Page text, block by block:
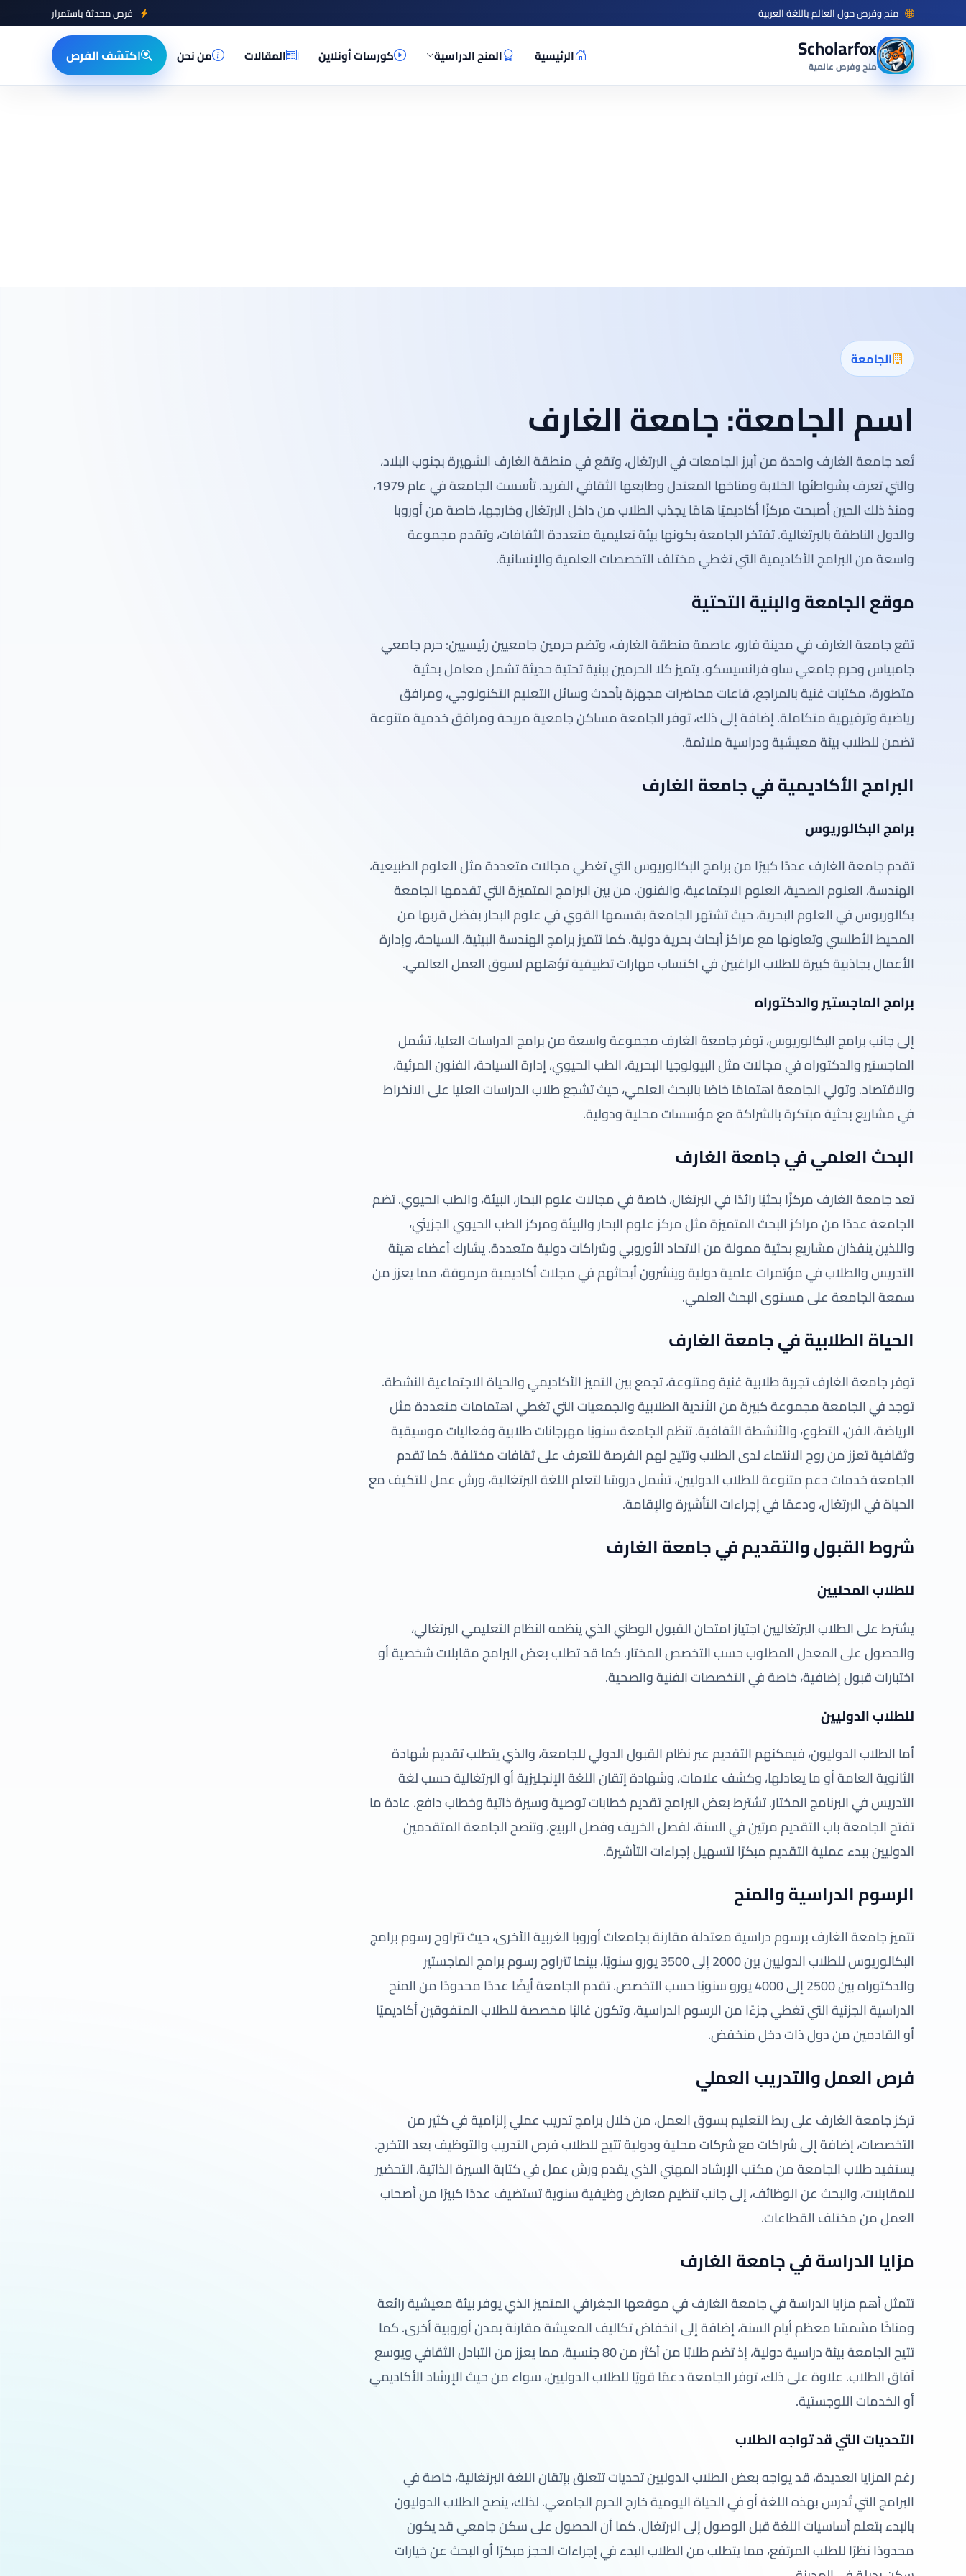
منح وفرص حول العالم باللغة العربية فرص محدثة باستمرار
Scholarfox
منح وفرص عالمية
الرئيسية المنح الدراسية كورسات أونلاين المقالات من نحن اكتشف الفرص
الجامعة
اسم الجامعة:جامعة الغارف
تُعد جامعة الغارف واحدة من أبرز الجامعات في البرتغال، وتقع في منطقة الغارف الشهيرة بجنوب البلاد،
والتي تعرف بشواطئها الخلابة ومناخها المعتدل وطابعها الثقافي الفريد. تأسست الجامعة في عام 1979،
ومنذ ذلك الحين أصبحت مركزًا أكاديميًا هامًا يجذب الطلاب من داخل البرتغال وخارجها، خاصة من أوروبا
والدول الناطقة بالبرتغالية. تفتخر الجامعة بكونها بيئة تعليمية متعددة الثقافات، وتقدم مجموعة
واسعة من البرامج الأكاديمية التي تغطي مختلف التخصصات العلمية والإنسانية.
موقع الجامعة والبنية التحتية
تقع جامعة الغارف في مدينة فارو، عاصمة منطقة الغارف، وتضم حرمين جامعيين رئيسيين: حرم جامعي
جامبياس وحرم جامعي ساو فرانسيسكو. يتميز كلا الحرمين ببنية تحتية حديثة تشمل معامل بحثية
متطورة، مكتبات غنية بالمراجع، قاعات محاضرات مجهزة بأحدث وسائل التعليم التكنولوجي، ومرافق
رياضية وترفيهية متكاملة. إضافة إلى ذلك، توفر الجامعة مساكن جامعية مريحة ومرافق خدمية متنوعة
تضمن للطلاب بيئة معيشية ودراسية ملائمة.
البرامج الأكاديمية في جامعة الغارف
برامج البكالوريوس
تقدم جامعة الغارف عددًا كبيرًا من برامج البكالوريوس التي تغطي مجالات متعددة مثل العلوم الطبيعية،
الهندسة، العلوم الصحية، العلوم الاجتماعية، والفنون. من بين البرامج المتميزة التي تقدمها الجامعة
بكالوريوس في العلوم البحرية، حيث تشتهر الجامعة بقسمها القوي في علوم البحار بفضل قربها من
المحيط الأطلسي وتعاونها مع مراكز أبحاث بحرية دولية. كما تتميز برامج الهندسة البيئية، السياحة، وإدارة
الأعمال بجاذبية كبيرة للطلاب الراغبين في اكتساب مهارات تطبيقية تؤهلهم لسوق العمل العالمي.
برامج الماجستير والدكتوراه
إلى جانب برامج البكالوريوس، توفر جامعة الغارف مجموعة واسعة من برامج الدراسات العليا، تشمل
الماجستير والدكتوراه في مجالات مثل البيولوجيا البحرية، الطب الحيوي، إدارة السياحة، الفنون المرئية،
والاقتصاد. وتولي الجامعة اهتمامًا خاصًا بالبحث العلمي، حيث تشجع طلاب الدراسات العليا على الانخراط
في مشاريع بحثية مبتكرة بالشراكة مع مؤسسات محلية ودولية.
البحث العلمي في جامعة الغارف
تعد جامعة الغارف مركزًا بحثيًا رائدًا في البرتغال، خاصة في مجالات علوم البحار، البيئة، والطب الحيوي. تضم
الجامعة عددًا من مراكز البحث المتميزة مثل مركز علوم البحار والبيئة ومركز الطب الحيوي الجزيئي،
واللذين ينفذان مشاريع بحثية ممولة من الاتحاد الأوروبي وشراكات دولية متعددة. يشارك أعضاء هيئة
التدريس والطلاب في مؤتمرات علمية دولية وينشرون أبحاثهم في مجلات أكاديمية مرموقة، مما يعزز من
سمعة الجامعة على مستوى البحث العلمي.
الحياة الطلابية في جامعة الغارف
توفر جامعة الغارف تجربة طلابية غنية ومتنوعة، تجمع بين التميز الأكاديمي والحياة الاجتماعية النشطة.
توجد في الجامعة مجموعة كبيرة من الأندية الطلابية والجمعيات التي تغطي اهتمامات متعددة مثل
الرياضة، الفن، التطوع، والأنشطة الثقافية. تنظم الجامعة سنويًا مهرجانات طلابية وفعاليات موسيقية
وثقافية تعزز من روح الانتماء لدى الطلاب وتتيح لهم الفرصة للتعرف على ثقافات مختلفة. كما تقدم
الجامعة خدمات دعم متنوعة للطلاب الدوليين، تشمل دروسًا لتعلم اللغة البرتغالية، ورش عمل للتكيف مع
الحياة في البرتغال، ودعمًا في إجراءات التأشيرة والإقامة.
شروط القبول والتقديم في جامعة الغارف
للطلاب المحليين
يشترط على الطلاب البرتغاليين اجتياز امتحان القبول الوطني الذي ينظمه النظام التعليمي البرتغالي،
والحصول على المعدل المطلوب حسب التخصص المختار. كما قد تطلب بعض البرامج مقابلات شخصية أو
اختبارات قبول إضافية، خاصة في التخصصات الفنية والصحية.
للطلاب الدوليين
أما الطلاب الدوليون، فيمكنهم التقديم عبر نظام القبول الدولي للجامعة، والذي يتطلب تقديم شهادة
الثانوية العامة أو ما يعادلها، وكشف علامات، وشهادة إتقان اللغة الإنجليزية أو البرتغالية حسب لغة
التدريس في البرنامج المختار. تشترط بعض البرامج تقديم خطابات توصية وسيرة ذاتية وخطاب دافع. عادة ما
تفتح الجامعة باب التقديم مرتين في السنة، لفصل الخريف وفصل الربيع، وتنصح الجامعة المتقدمين
الدوليين ببدء عملية التقديم مبكرًا لتسهيل إجراءات التأشيرة.
الرسوم الدراسية والمنح
تتميز جامعة الغارف برسوم دراسية معتدلة مقارنة بجامعات أوروبا الغربية الأخرى، حيث تتراوح رسوم برامج
البكالوريوس للطلاب الدوليين بين 2000 إلى 3500 يورو سنويًا، بينما تتراوح رسوم برامج الماجستير
والدكتوراه بين 2500 إلى 4000 يورو سنويًا حسب التخصص. تقدم الجامعة أيضًا عددًا محدودًا من المنح
الدراسية الجزئية التي تغطي جزءًا من الرسوم الدراسية، وتكون غالبًا مخصصة للطلاب المتفوقين أكاديميًا
أو القادمين من دول ذات دخل منخفض.
فرص العمل والتدريب العملي
تركز جامعة الغارف على ربط التعليم بسوق العمل، من خلال برامج تدريب عملي إلزامية في كثير من
التخصصات، إضافة إلى شراكات مع شركات محلية ودولية تتيح للطلاب فرص التدريب والتوظيف بعد التخرج.
يستفيد طلاب الجامعة من مكتب الإرشاد المهني الذي يقدم ورش عمل في كتابة السيرة الذاتية، التحضير
للمقابلات، والبحث عن الوظائف، إلى جانب تنظيم معارض وظيفية سنوية تستضيف عددًا كبيرًا من أصحاب
العمل من مختلف القطاعات.
مزايا الدراسة في جامعة الغارف
تتمثل أهم مزايا الدراسة في جامعة الغارف في موقعها الجغرافي المتميز الذي يوفر بيئة معيشية رائعة
ومناخًا مشمسًا معظم أيام السنة، إضافة إلى انخفاض تكاليف المعيشة مقارنة بمدن أوروبية أخرى. كما
تتيح الجامعة بيئة دراسية دولية، إذ تضم طلابًا من أكثر من 80 جنسية، مما يعزز من التبادل الثقافي ويوسع
آفاق الطلاب. علاوة على ذلك، توفر الجامعة دعمًا قويًا للطلاب الدوليين، سواء من حيث الإرشاد الأكاديمي
أو الخدمات اللوجستية.
التحديات التي قد تواجه الطلاب
رغم المزايا العديدة، قد يواجه بعض الطلاب الدوليين تحديات تتعلق بإتقان اللغة البرتغالية، خاصة في
البرامج التي تُدرس بهذه اللغة أو في الحياة اليومية خارج الحرم الجامعي. لذلك، ينصح الطلاب الدوليون
بالبدء بتعلم أساسيات اللغة قبل الوصول إلى البرتغال. كما أن الحصول على سكن جامعي قد يكون
محدودًا نظرًا للطلب المرتفع، مما يتطلب من الطلاب البدء في إجراءات الحجز مبكرًا أو البحث عن خيارات